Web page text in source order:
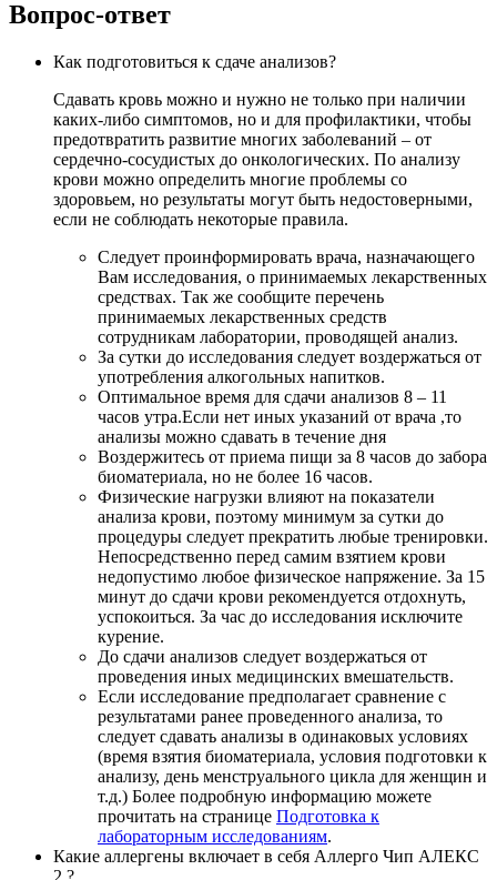
Вопрос-ответ
Как подготовиться к сдаче анализов?
Сдавать кровь можно и нужно не только при наличии
каких-либо симптомов, но и для профилактики, чтобы
предотвратить развитие многих заболеваний – от
сердечно-сосудистых до онкологических. По анализу
крови можно определить многие проблемы со
здоровьем, но результаты могут быть недостоверными,
если не соблюдать некоторые правила.
Следует проинформировать врача, назначающего
Вам исследования, о принимаемых лекарственных
средствах. Так же сообщите перечень
принимаемых лекарственных средств
сотрудникам лаборатории, проводящей анализ.
За сутки до исследования следует воздержаться от
употребления алкогольных напитков.
Оптимальное время для сдачи анализов 8 – 11
часов утра.Если нет иных указаний от врача ,то
анализы можно сдавать в течение дня
Воздержитесь от приема пищи за 8 часов до забора
биоматериала, но не более 16 часов.
Физические нагрузки влияют на показатели
анализа крови, поэтому минимум за сутки до
процедуры следует прекратить любые тренировки.
Непосредственно перед самим взятием крови
недопустимо любое физическое напряжение. За 15
минут до сдачи крови рекомендуется отдохнуть,
успокоиться. За час до исследования исключите
курение.
До сдачи анализов следует воздержаться от
проведения иных медицинских вмешательств.
Если исследование предполагает сравнение с
результатами ранее проведенного анализа, то
следует сдавать анализы в одинаковых условиях
(время взятия биоматериала, условия подготовки к
анализу, день менструального цикла для женщин и
т.д.) Более подробную информацию можете
прочитать на странице Подготовка к
лабораторным исследованиям.
Какие аллергены включает в себя Аллерго Чип АЛЕКС